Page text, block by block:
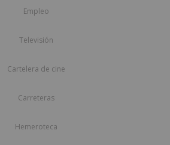
Empleo
Televisión
Cartelera de cine
Carreteras
Hemeroteca